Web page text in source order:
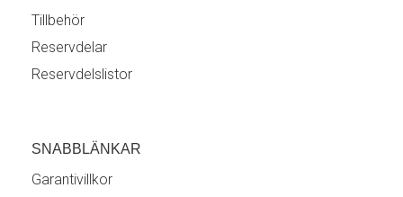
Tillbehör
Reservdelar
Reservdelslistor
SNABBLÄNKAR
Garantivillkor